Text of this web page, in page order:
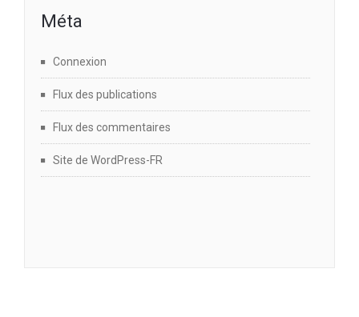
Méta
Connexion
Flux des publications
Flux des commentaires
Site de WordPress-FR